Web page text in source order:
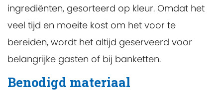
ingrediënten, gesorteerd op kleur. Omdat het
veel tijd en moeite kost om het voor te
bereiden, wordt het altijd geserveerd voor
belangrijke gasten of bij banketten.
Benodigd materiaal